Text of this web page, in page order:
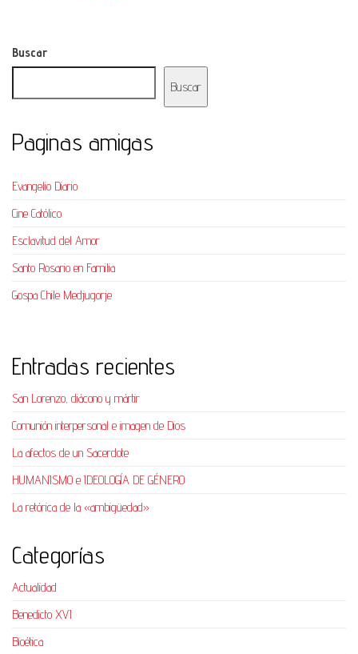
Buscar
Buscar
Paginas amigas
Evangelio Diario
Cine Católico
Esclavitud del Amor
Santo Rosario en Familia
Gospa Chile Medjugorje
Entradas recientes
San Lorenzo, diácono y mártir
Comunión interpersonal e imagen de Dios
La afectos de un Sacerdote
HUMANISMO e IDEOLOGÍA DE GÉNERO
La retórica de la «ambigüedad»
Categorías
Actualidad
Benedicto XVI
Bioética